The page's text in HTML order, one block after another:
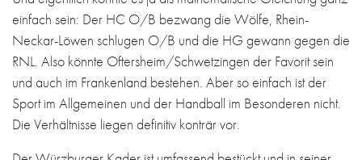
einfach sein: Der HC O/B bezwang die Wölfe, Rhein-
Neckar-Löwen schlugen O/B und die HG gewann gegen die
RNL. Also könnte Oftersheim/Schwetzingen der Favorit sein
und auch im Frankenland bestehen. Aber so einfach ist der
Sport im Allgemeinen und der Handball im Besonderen nicht.
Die Verhältnisse liegen definitiv konträr vor.